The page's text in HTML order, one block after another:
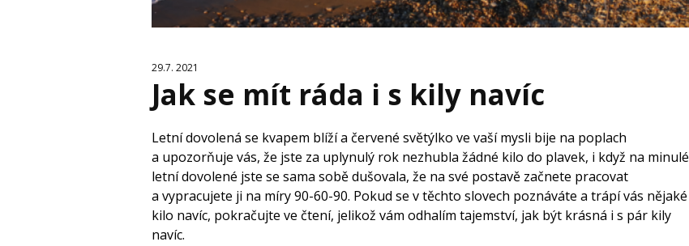
29.7. 2021
Jak se mít ráda i s kily navíc
Letní dovolená se kvapem blíží a červené světýlko ve vaší mysli bije na poplach
a upozorňuje vás, že jste za uplynulý rok nezhubla žádné kilo do plavek, i když na minulé
letní dovolené jste se sama sobě dušovala, že na své postavě začnete pracovat
a vypracujete ji na míry 90-60-90. Pokud se v těchto slovech poznáváte a trápí vás nějaké
kilo navíc, pokračujte ve čtení, jelikož vám odhalím tajemství, jak být krásná i s pár kily
navíc.